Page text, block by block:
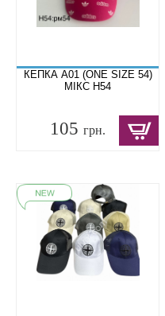
КЕПКА A01 (ONE SIZE 54)
МІКС H54
105 грн.